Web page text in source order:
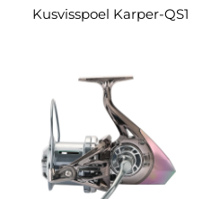
Kusvisspoel Karper-QS1